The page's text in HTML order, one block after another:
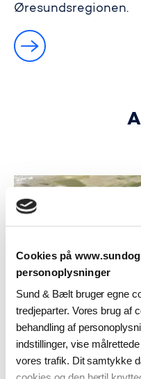
Cookies på
personoplysninger
Sund & Bælt bruger egne
tredjeparter. Vores brug af
behandling af
indstillinger, vise
vores trafik. Dit samtykke
Øresundsregionen.